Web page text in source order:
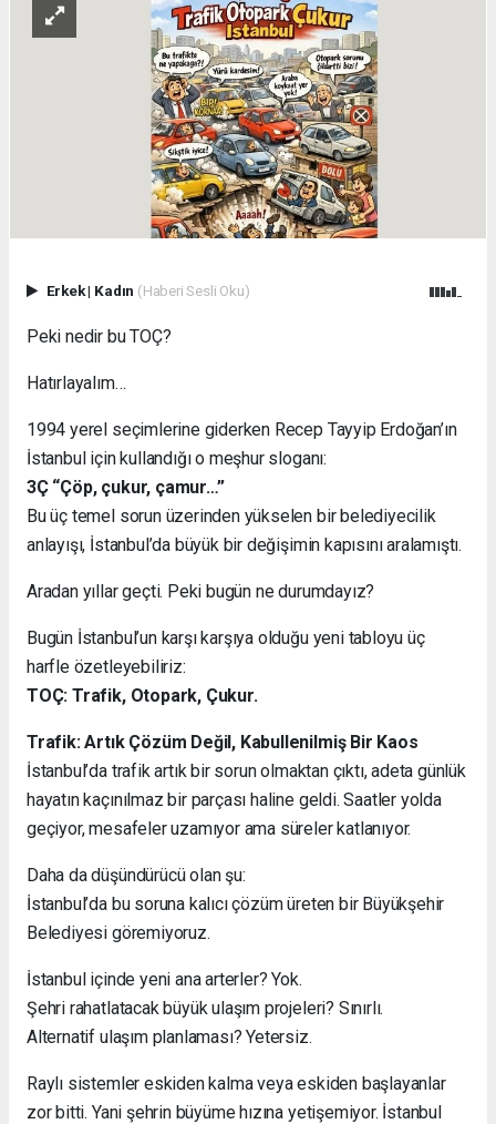
Erkek| Kadın (Haberi Sesli Oku)
Peki nedir bu TOÇ?
Hatırlayalım…
1994 yerel seçimlerine giderken Recep Tayyip Erdoğan’ın
İstanbul için kullandığı o meşhur sloganı:
3Ç “Çöp, çukur, çamur…”
Bu üç temel sorun üzerinden yükselen bir belediyecilik
anlayışı, İstanbul’da büyük bir değişimin kapısını aralamıştı.
Aradan yıllar geçti. Peki bugün ne durumdayız?
Bugün İstanbul’un karşı karşıya olduğu yeni tabloyu üç
harfle özetleyebiliriz:
TOÇ: Trafik, Otopark, Çukur.
Trafik: Artık Çözüm Değil, Kabullenilmiş Bir Kaos
İstanbul’da trafik artık bir sorun olmaktan çıktı, adeta günlük
hayatın kaçınılmaz bir parçası haline geldi. Saatler yolda
geçiyor, mesafeler uzamıyor ama süreler katlanıyor.
Daha da düşündürücü olan şu:
İstanbul’da bu soruna kalıcı çözüm üreten bir Büyükşehir
Belediyesi göremiyoruz.
İstanbul içinde yeni ana arterler? Yok.
Şehri rahatlatacak büyük ulaşım projeleri? Sınırlı.
Alternatif ulaşım planlaması? Yetersiz.
Raylı sistemler eskiden kalma veya eskiden başlayanlar
zor bitti. Yani şehrin büyüme hızına yetişemiyor. İstanbul